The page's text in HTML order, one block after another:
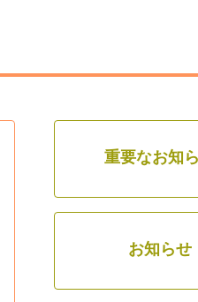
重要なお知
お知らせ